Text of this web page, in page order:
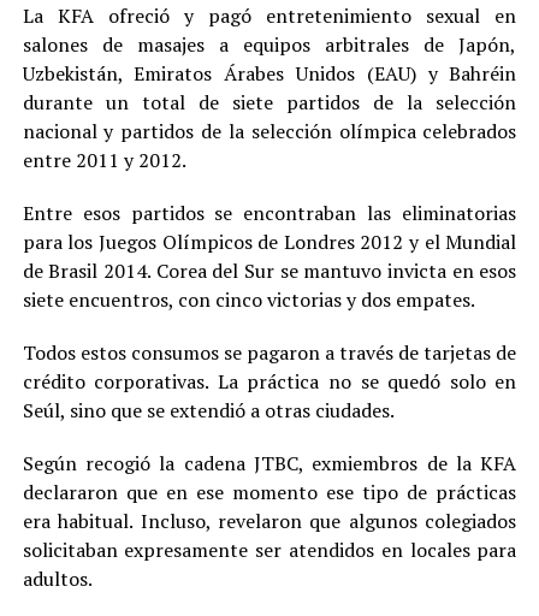
La KFA ofreció y pagó entretenimiento sexual en
salones de masajes a equipos arbitrales de Japón,
Uzbekistán, Emiratos Árabes Unidos (EAU) y Bahréin
durante un total de siete partidos de la selección
nacional y partidos de la selección olímpica celebrados
entre 2011 y 2012.
Entre esos partidos se encontraban las eliminatorias
para los Juegos Olímpicos de Londres 2012 y el Mundial
de Brasil 2014. Corea del Sur se mantuvo invicta en esos
siete encuentros, con cinco victorias y dos empates.
Todos estos consumos se pagaron a través de tarjetas de
crédito corporativas. La práctica no se quedó solo en
Seúl, sino que se extendió a otras ciudades.
Según recogió la cadena JTBC, exmiembros de la KFA
declararon que en ese momento ese tipo de prácticas
era habitual. Incluso, revelaron que algunos colegiados
solicitaban expresamente ser atendidos en locales para
adultos.